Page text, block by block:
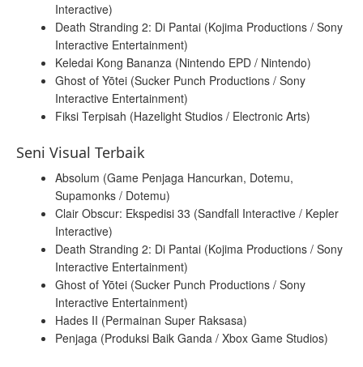
Interactive)
Death Stranding 2: Di Pantai (Kojima Productions / Sony
Interactive Entertainment)
Keledai Kong Bananza (Nintendo EPD / Nintendo)
Ghost of Yōtei (Sucker Punch Productions / Sony
Interactive Entertainment)
Fiksi Terpisah (Hazelight Studios / Electronic Arts)
Seni Visual Terbaik
Absolum (Game Penjaga Hancurkan, Dotemu,
Supamonks / Dotemu)
Clair Obscur: Ekspedisi 33 (Sandfall Interactive / Kepler
Interactive)
Death Stranding 2: Di Pantai (Kojima Productions / Sony
Interactive Entertainment)
Ghost of Yōtei (Sucker Punch Productions / Sony
Interactive Entertainment)
Hades II (Permainan Super Raksasa)
Penjaga (Produksi Baik Ganda / Xbox Game Studios)